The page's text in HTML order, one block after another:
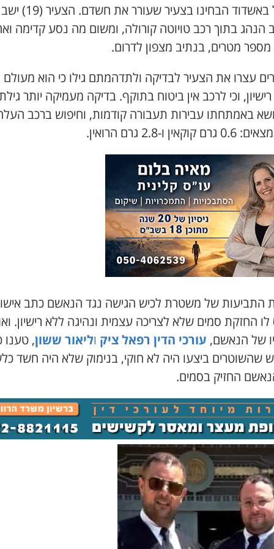
גבירול באשדוד הבחינו בצעיר שעורר את חשדם. הצעיר (19) ישב
הנהג בתוך רכב טויוטה קורולה, ומשום מה נסע קדימה
מספר מטרים, בנתיב מצפון לדרום.
עצרו את הצעיר לבדיקה ולתדהמתם גילו כי הוא מעולם
וכי לרכב אין ביטוח בתוקף. בדיקה מעמיקה יותר
באמתחתו עבירות תעבורה קודמות, וחיפוש ברכב
ו-2.8 גרם הרואין.
התביעות של משטרת לכיש הגישה נגד הנאשם כתב
לו החזקת סמים שלא לצריכה עצמית ונהיגה ללא רישיון.
של הנאשם, עורכי הדין רפאל ציק וליאור ששון, טענו
שהשוטרים ביצעו היה לא חוקי, בנימוק שלא היה חשד
החזיק בסמים.